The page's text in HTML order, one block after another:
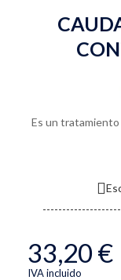
Es un
33,20 €
IVA incluido